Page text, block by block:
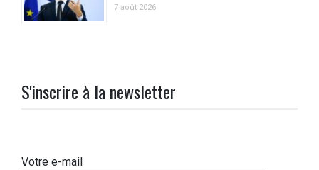
7 août 2026
S'inscrire à la newsletter
Votre e-mail